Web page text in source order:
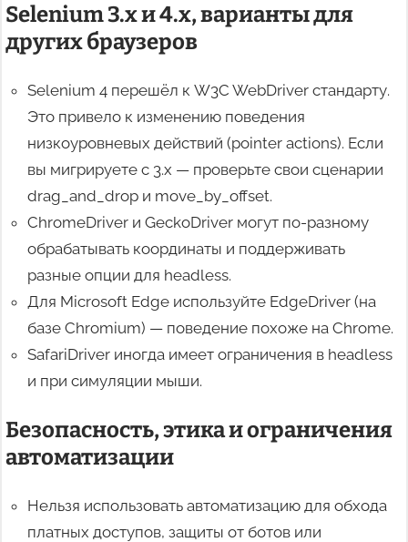
Selenium 3.x и 4.x, варианты для
других браузеров
Selenium 4 перешёл к W3C WebDriver стандарту.
Это привело к изменению поведения
низкоуровневых действий (pointer actions). Если
вы мигрируете с 3.x — проверьте свои сценарии
drag_and_drop и move_by_offset.
ChromeDriver и GeckoDriver могут по-разному
обрабатывать координаты и поддерживать
разные опции для headless.
Для Microsoft Edge используйте EdgeDriver (на
базе Chromium) — поведение похоже на Chrome.
SafariDriver иногда имеет ограничения в headless
и при симуляции мыши.
Безопасность, этика и ограничения
автоматизации
Нельзя использовать автоматизацию для обхода
платных доступов, защиты от ботов или